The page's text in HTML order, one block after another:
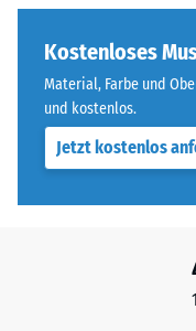
Kostenloses
Material, Farbe und
und kostenlos.
Jetzt kostenlos